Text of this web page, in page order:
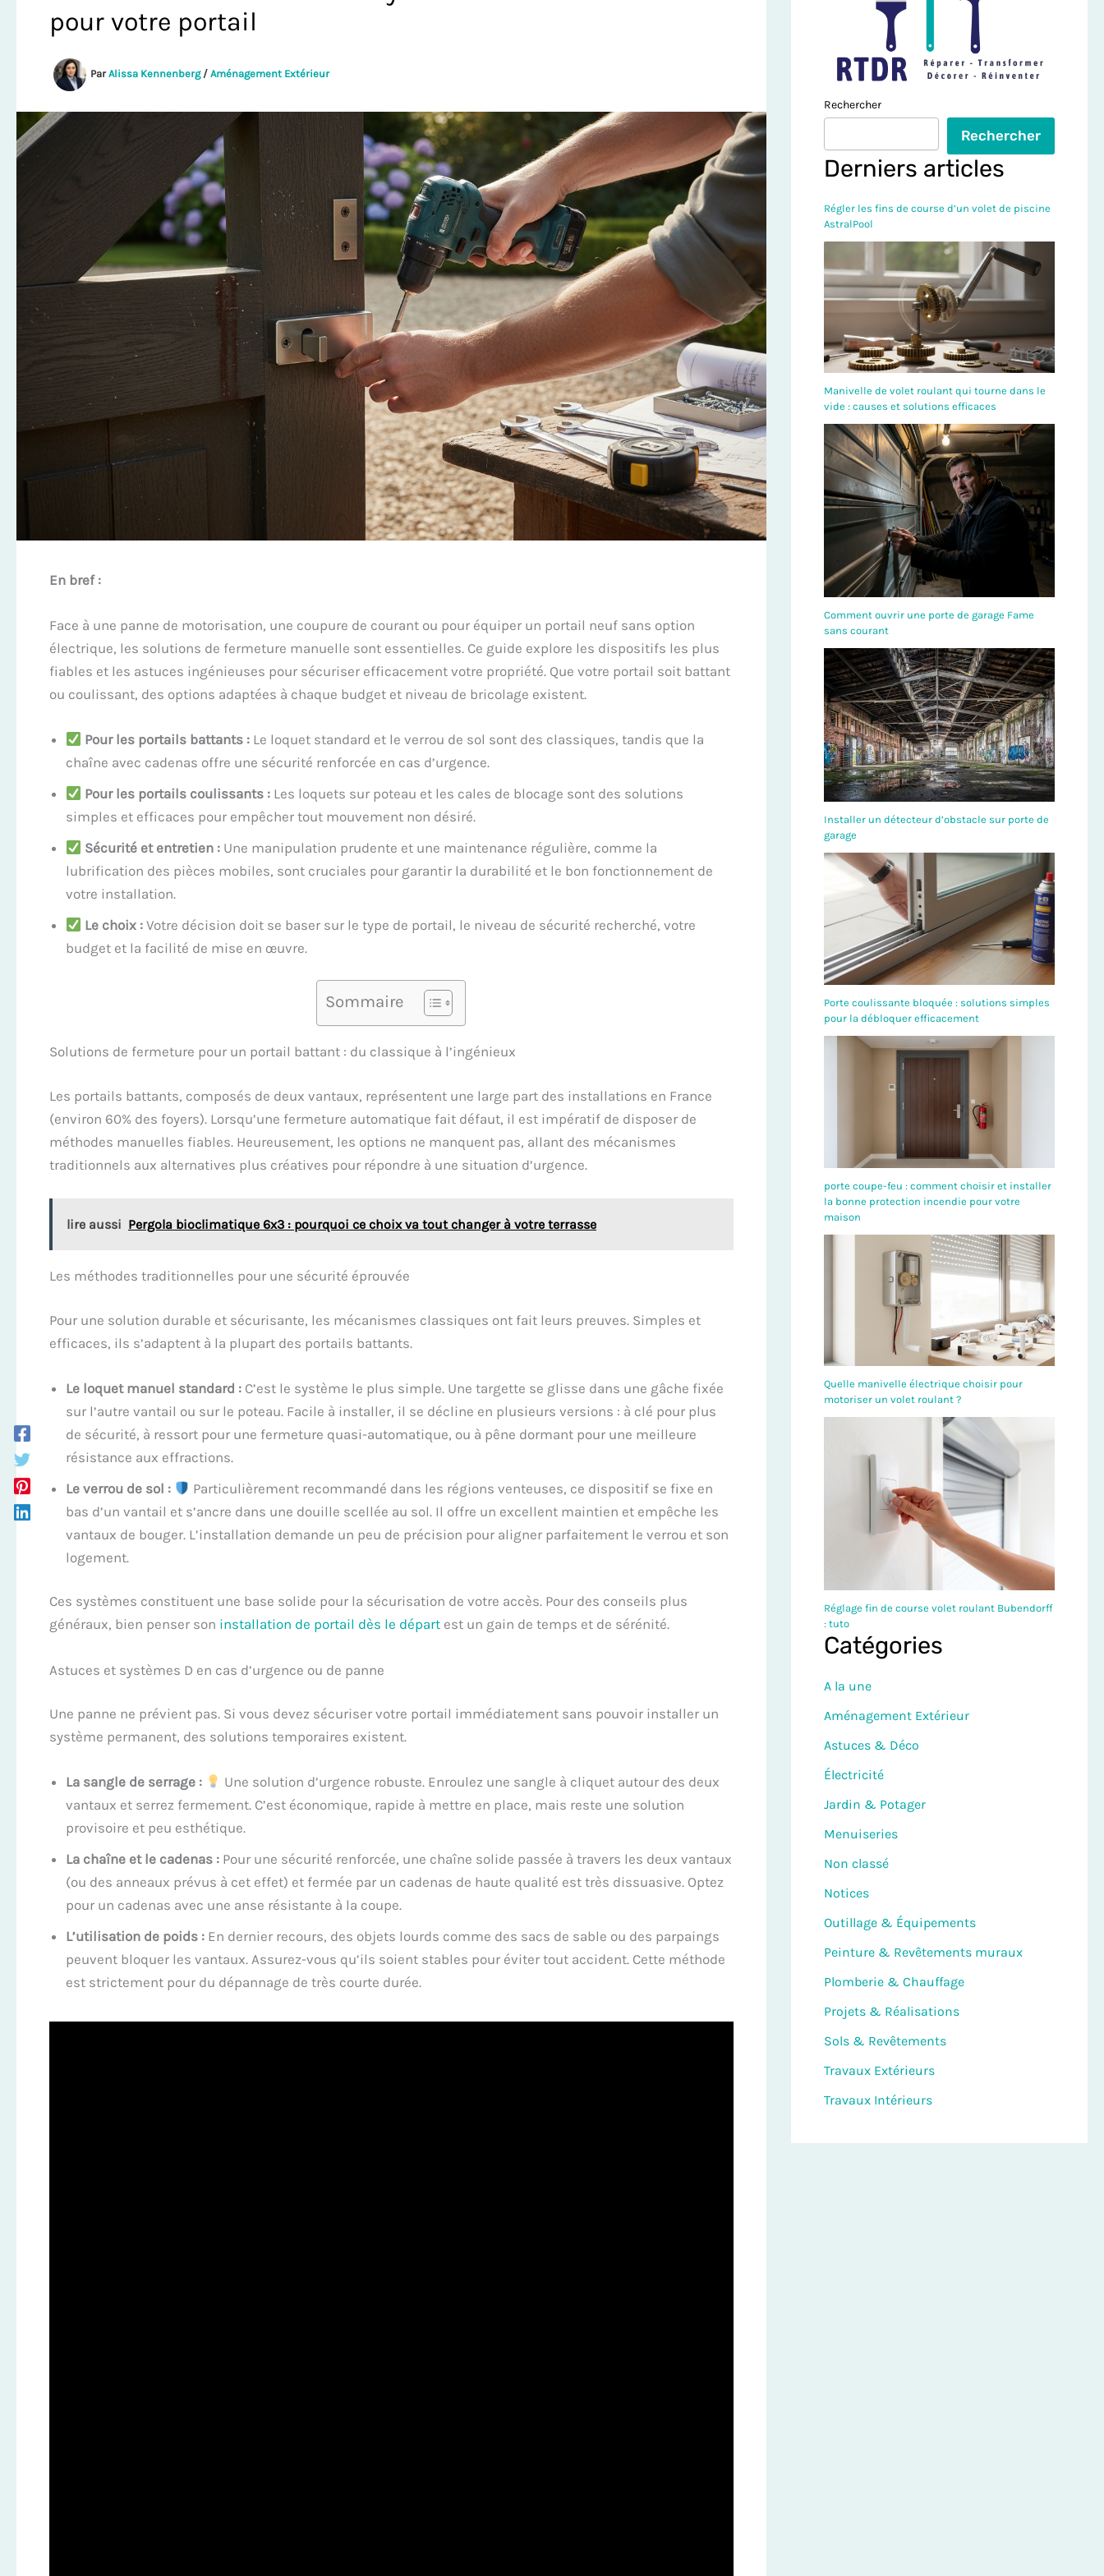
pour votre portail
ParAlissa Kennenberg / Aménagement Extérieur
En bref :
Face à une panne de motorisation, une coupure de courant ou pour équiper un portail neuf sans option
électrique, les solutions de fermeture manuelle sont essentielles. Ce guide explore les dispositifs les plus
fiables et les astuces ingénieuses pour sécuriser efficacement votre propriété. Que votre portail soit battant
ou coulissant, des options adaptées à chaque budget et niveau de bricolage existent.
Pour les portails battants : Le loquet standard et le verrou de sol sont des classiques, tandis que la
chaîne avec cadenas offre une sécurité renforcée en cas d’urgence.
Pour les portails coulissants : Les loquets sur poteau et les cales de blocage sont des solutions
simples et efficaces pour empêcher tout mouvement non désiré.
Sécurité et entretien : Une manipulation prudente et une maintenance régulière, comme la
lubrification des pièces mobiles, sont cruciales pour garantir la durabilité et le bon fonctionnement de
votre installation.
Le choix : Votre décision doit se baser sur le type de portail, le niveau de sécurité recherché, votre
budget et la facilité de mise en œuvre.
Sommaire
Solutions de fermeture pour un portail battant : du classique à l’ingénieux
Les portails battants, composés de deux vantaux, représentent une large part des installations en France
(environ 60% des foyers). Lorsqu’une fermeture automatique fait défaut, il est impératif de disposer de
méthodes manuelles fiables. Heureusement, les options ne manquent pas, allant des mécanismes
traditionnels aux alternatives plus créatives pour répondre à une situation d’urgence.
lire aussi Pergola bioclimatique 6x3 : pourquoi ce choix va tout changer à votre terrasse
Les méthodes traditionnelles pour une sécurité éprouvée
Pour une solution durable et sécurisante, les mécanismes classiques ont fait leurs preuves. Simples et
efficaces, ils s’adaptent à la plupart des portails battants.
Le loquet manuel standard : C’est le système le plus simple. Une targette se glisse dans une gâche fixée
sur l’autre vantail ou sur le poteau. Facile à installer, il se décline en plusieurs versions : à clé pour plus
de sécurité, à ressort pour une fermeture quasi-automatique, ou à pêne dormant pour une meilleure
résistance aux effractions.
Le verrou de sol :
Particulièrement recommandé dans les régions venteuses, ce dispositif se fixe en
bas d’un vantail et s’ancre dans une douille scellée au sol. Il offre un excellent maintien et empêche les
vantaux de bouger. L’installation demande un peu de précision pour aligner parfaitement le verrou et son
logement.
Ces systèmes constituent une base solide pour la sécurisation de votre accès. Pour des conseils plus
généraux, bien penser son installation de portail dès le départ est un gain de temps et de sérénité.
Astuces et systèmes D en cas d’urgence ou de panne
Une panne ne prévient pas. Si vous devez sécuriser votre portail immédiatement sans pouvoir installer un
système permanent, des solutions temporaires existent.
La sangle de serrage :
Une solution d’urgence robuste. Enroulez une sangle à cliquet autour des deux
vantaux et serrez fermement. C’est économique, rapide à mettre en place, mais reste une solution
provisoire et peu esthétique.
La chaîne et le cadenas : Pour une sécurité renforcée, une chaîne solide passée à travers les deux vantaux
(ou des anneaux prévus à cet effet) et fermée par un cadenas de haute qualité est très dissuasive. Optez
pour un cadenas avec une anse résistante à la coupe.
L’utilisation de poids : En dernier recours, des objets lourds comme des sacs de sable ou des parpaings
peuvent bloquer les vantaux. Assurez-vous qu’ils soient stables pour éviter tout accident. Cette méthode
est strictement pour du dépannage de très courte durée.
Rechercher
Rechercher
Derniers articles
Régler les fins de course d’un volet de piscine
AstralPool
Manivelle de volet roulant qui tourne dans le
vide : causes et solutions efficaces
Comment ouvrir une porte de garage Fame
sans courant
Installer un détecteur d’obstacle sur porte de
garage
Porte coulissante bloquée : solutions simples
pour la débloquer efficacement
porte coupe-feu : comment choisir et installer
la bonne protection incendie pour votre
maison
Quelle manivelle électrique choisir pour
motoriser un volet roulant ?
Réglage fin de course volet roulant Bubendorff
: tuto
Catégories
A la une
Aménagement Extérieur
Astuces & Déco
Électricité
Jardin & Potager
Menuiseries
Non classé
Notices
Outillage & Équipements
Peinture & Revêtements muraux
Plomberie & Chauffage
Projets & Réalisations
Sols & Revêtements
Travaux Extérieurs
Travaux Intérieurs